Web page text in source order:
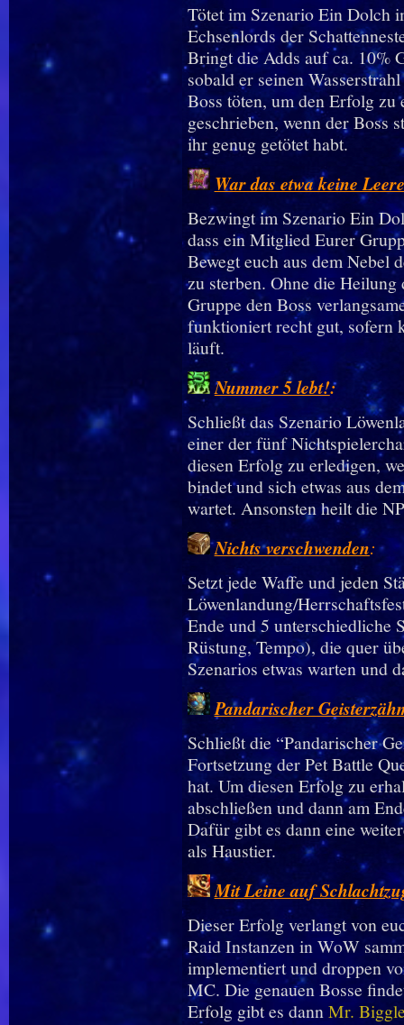
Tötet im Szenario Ein Dolch
Echsenlords der
Bringt die Adds auf ca. 10%
sobald er seinen
Boss töten, um den Erfolg
geschrieben, wenn der Boss
ihr genug getötet habt.
War das etwa keine
Bezwingt im Szenario Ein
dass ein Mitglied Eurer
Bewegt euch aus dem Nebel
zu sterben. Ohne die Heilung
Gruppe den Boss
funktioniert recht gut, sofern
läuft.
Nummer 5 lebt!:
Schließt das Szenario
einer der fünf
diesen Erfolg zu erledigen,
bindet und sich etwas aus
wartet. Ansonsten heilt die
Nichts verschwenden:
Setzt jede Waffe und jeden
Löwenlandung/
Ende und 5 unterschiedliche
Rüstung, Tempo), die quer
Szenarios etwas warten und
Pandarischer
Schließt die “Pandarischer
Fortsetzung der Pet Battle
hat. Um diesen Erfolg zu
abschließen und dann am
Dafür gibt es dann eine
als Haustier.
Mit Leine auf
Dieser Erfolg verlangt von
Raid Instanzen in WoW
implementiert und droppen
MC. Die genauen Bosse
Erfolg gibt es dannMr.